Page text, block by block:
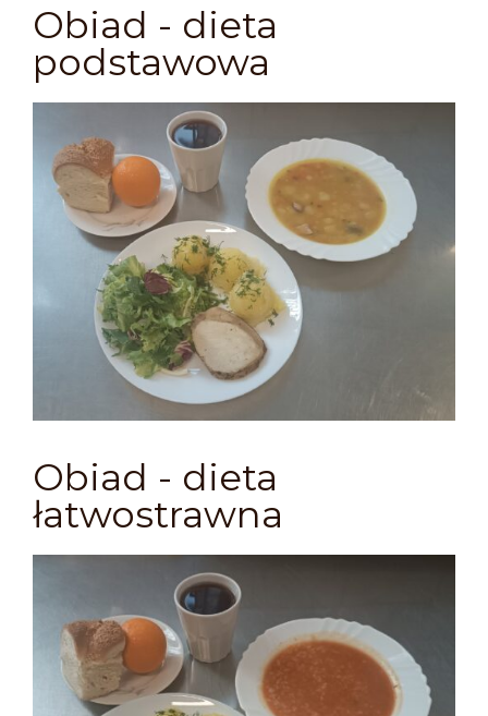
Obiad - dieta
podstawowa
Obiad - dieta
łatwostrawna